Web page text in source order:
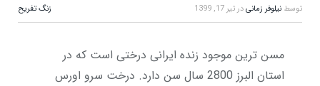
توسط نیلوفر زمانیدر تیر 17, 1399 زنگ تفریح
مسن ترین موجود زنده ایرانی درختی است که در
استان البرز 2800 سال سن دارد. درخت سرو اورس